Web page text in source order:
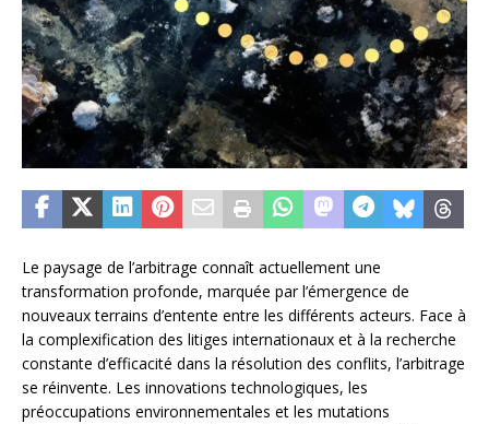
Le paysage de l’arbitrage connaît actuellement une
transformation profonde, marquée par l’émergence de
nouveaux terrains d’entente entre les différents acteurs. Face à
la complexification des litiges internationaux et à la recherche
constante d’efficacité dans la résolution des conflits, l’arbitrage
se réinvente. Les innovations technologiques, les
préoccupations environnementales et les mutations